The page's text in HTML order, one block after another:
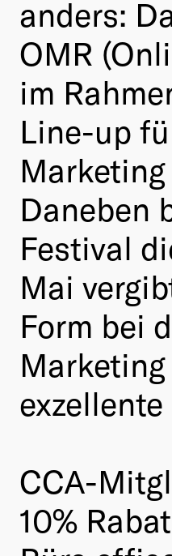
anders:
OMR
im
Line-up
Daneben
Festival
Mai
Form bei
CCA-
10%